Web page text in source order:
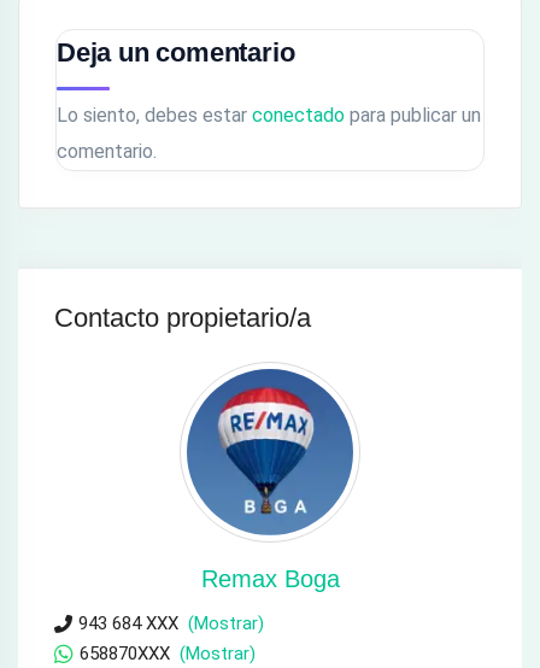
Deja un comentario
Lo siento, debes estar conectado para publicar un
comentario.
Contacto propietario/a
Remax Boga
943 684 XXX (Mostrar)
658870XXX (Mostrar)